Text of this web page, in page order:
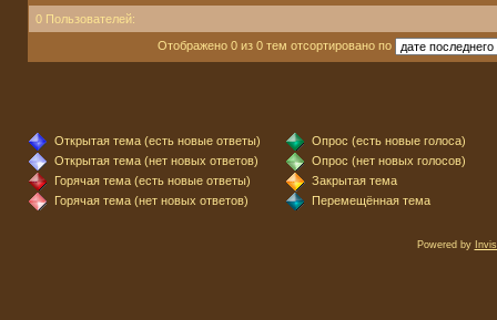
0 Пользователей:
Отображено 0 из 0 тем отсортировано по
Открытая тема (есть новые ответы)
Открытая тема (нет новых ответов)
Горячая тема (есть новые ответы)
Горячая тема (нет новых ответов)
Опрос (есть новые голоса)
Опрос (нет новых голосов)
Закрытая тема
Перемещённая тема
Powered by